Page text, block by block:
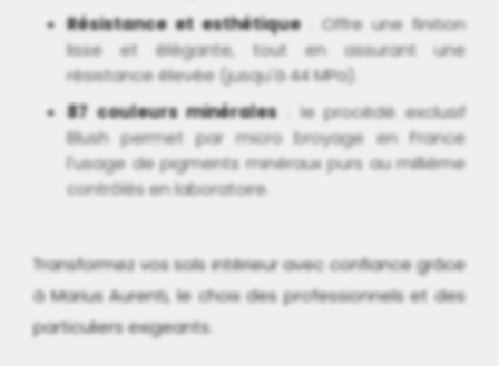
Résistance et esthétique: Offre une finition
lisse et élégante, tout en assurant une
résistance élevée (jusqu'à 44 MPa).
87 couleurs minérales: le procédé exclusif
Blush permet par micro broyage en France
l'usage de pigments minéraux purs au millième
contrôlés en laboratoire.
Transformez vos sols intérieur avec confiance grâce
à Marius Aurenti, le choix des professionnels et des
particuliers exigeants.